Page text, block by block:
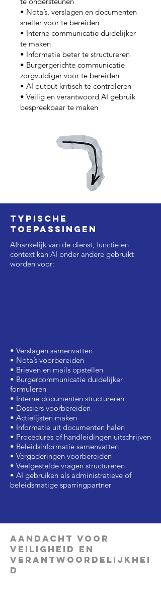
• Nota’s, verslagen en documenten
sneller voor te bereiden
• Interne communicatie duidelijker
te maken
• Informatie beter te structureren
• Burgergerichte communicatie
zorgvuldiger voor te bereiden
• AI output kritisch te controleren
• Veilig en verantwoord AI gebruik
bespreekbaar te maken
Typische
toepassingen
Afhankelijk van de dienst, functie en
context kan AI onder andere gebruikt
worden voor:
• Verslagen samenvatten
• Nota’s voorbereiden
• Brieven en mails opstellen
• Burgercommunicatie duidelijker
formuleren
• Interne documenten structureren
• Dossiers voorbereiden
• Actielijsten maken
• Informatie uit documenten halen
• Procedures of handleidingen uitschrijven
• Beleidsinformatie samenvatten
• Vergaderingen voorbereiden
• Veelgestelde vragen structureren
• AI gebruiken als administratieve of
beleidsmatige sparringpartner
Aandacht voor
veiligheid en
verantwoordelijkhei
d